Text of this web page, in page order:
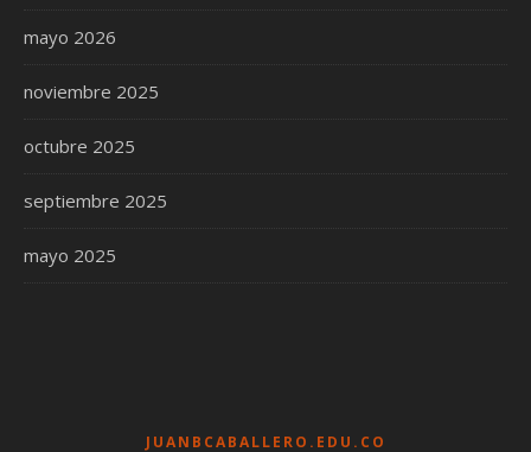
mayo 2026
noviembre 2025
octubre 2025
septiembre 2025
mayo 2025
JUANBCABALLERO.EDU.CO